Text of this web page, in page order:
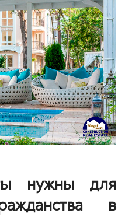
нужны для
в